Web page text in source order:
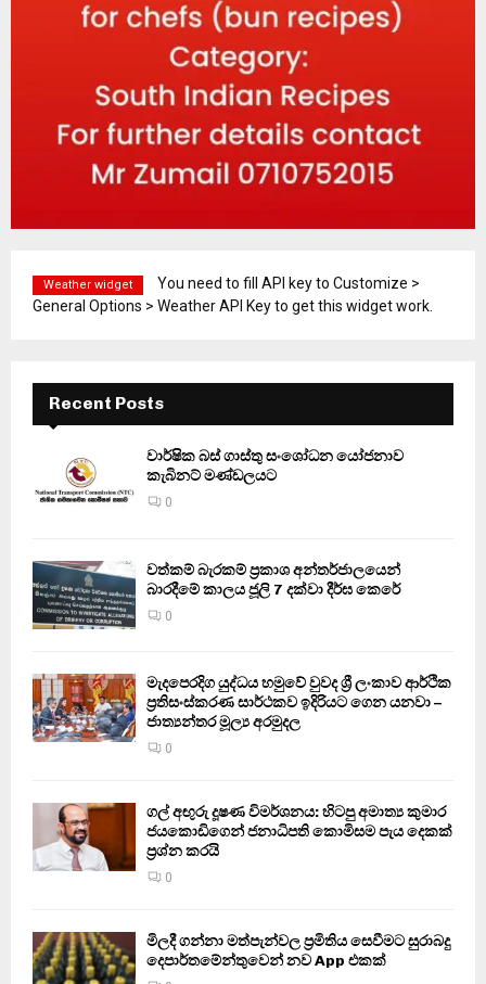
Weather widget
You need to fill API key to Customize >
General Options > Weather API Key to get this widget work.
Recent Posts
වාර්ෂික බස් ගාස්තු සංශෝධන යෝජනාව
කැබිනට් මණ්ඩලයට
0
වත්කම් බැරකම් ප්‍රකාශ අන්තර්ජාලයෙන්
බාරදීමේ කාලය ජූලි 7 දක්වා දීර්ඝ කෙරේ
0
මැදපෙරදිග යුද්ධය හමුවේ වුවද ශ්‍රී ලංකාව ආර්ථික
ප්‍රතිසංස්කරණ සාර්ථකව ඉදිරියට ගෙන යනවා –
ජාත්‍යන්තර මූල්‍ය අරමුදල
0
ගල් අඟුරු දූෂණ විමර්ශනය: හිටපු අමාත්‍ය කුමාර
ජයකොඩිගෙන් ජනාධිපති කොමිසම පැය දෙකක්
ප්‍රශ්න කරයි
0
මිලදී ගන්නා මත්පැන්වල ප්‍රමිතිය සෙවීමට සුරාබදු
දෙපාර්තමේන්තුවෙන් නව App එකක්